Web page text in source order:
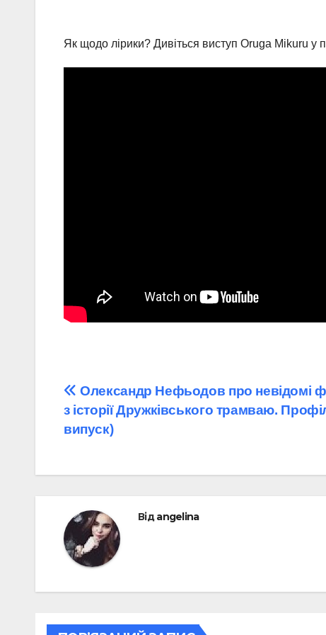
Як щодо лірики? Дивіться виступ Oruga Mikuru у
Навігація
записів
Олександр Нефьодов про невідомі
з історії Дружківського трамваю.
випуск)
Відangelina